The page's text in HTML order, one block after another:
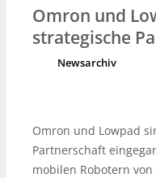
Omron und
strategische
Newsarchiv
Omron und Lowpad
Partnerschaft
mobilen Robotern